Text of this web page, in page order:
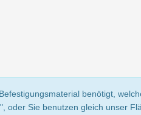
benötigt,
oder Sie benutzen gleich unser